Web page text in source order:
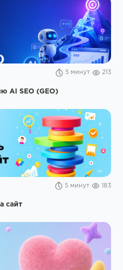
5 минут 213
AI SEO (GEO)
5 минут 183
сайт